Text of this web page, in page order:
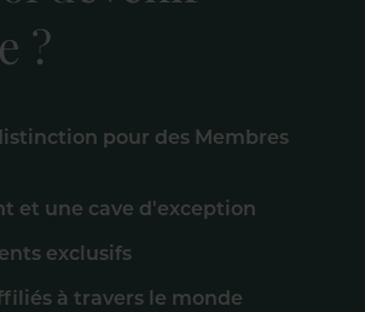
?
pour des Membres
et une cave d'exception
exclusifs
à travers le monde